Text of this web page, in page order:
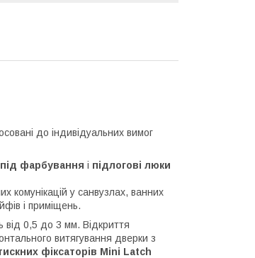
до індивідуальних вимог
під фарбування і підлогові люки
комунікацій у санвузлах, ванних
і приміщень.
від 0,5 до 3 мм. Відкриття
витягування дверки з
фіксаторів Mini Latch